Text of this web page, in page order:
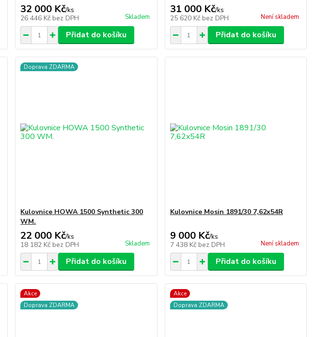
32 000 Kč/ks
26 446 Kč bez DPH Skladem
Přidat do košíku
31 000 Kč/ks
25 620 Kč bez DPH Není skladem
Přidat do košíku
Doprava ZDARMA
Kulovnice HOWA 1500 Synthetic 300
WM.
22 000 Kč/ks
18 182 Kč bez DPH Skladem
Přidat do košíku
Kulovnice Mosin 1891/30 7,62x54R
9 000 Kč/ks
7 438 Kč bez DPH Není skladem
Přidat do košíku
Akce
Doprava ZDARMA
Akce
Doprava ZDARMA